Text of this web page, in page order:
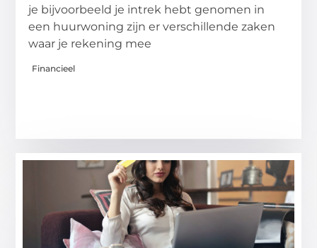
je bijvoorbeeld je intrek hebt genomen in
een huurwoning zijn er verschillende zaken
waar je rekening mee
Financieel